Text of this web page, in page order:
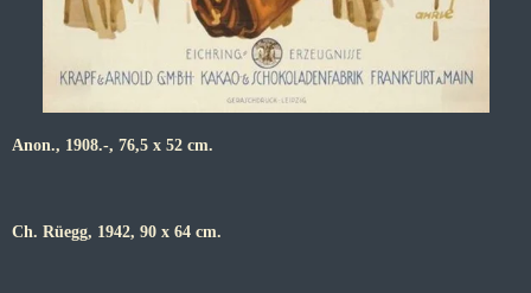
Anon., 1908.-, 76,5 x 52 cm.
Ch. Rüegg, 1942, 90 x 64 cm.